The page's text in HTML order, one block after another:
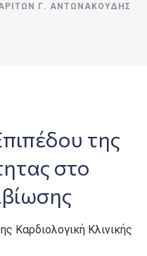
Γ. ΑΝΤΩΝΑΚΟΥΔΗΣ
της
στο
Καρδιολογική Κλινικής